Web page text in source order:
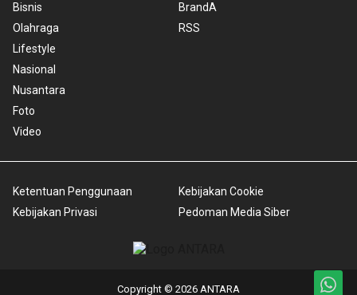
Bisnis
Olahraga
Lifestyle
Nasional
Nusantara
Foto
Video
BrandA
RSS
Ketentuan Penggunaan
Kebijakan Privasi
Kebijakan Cookie
Pedoman Media Siber
Copyright © 2026 ANTARA